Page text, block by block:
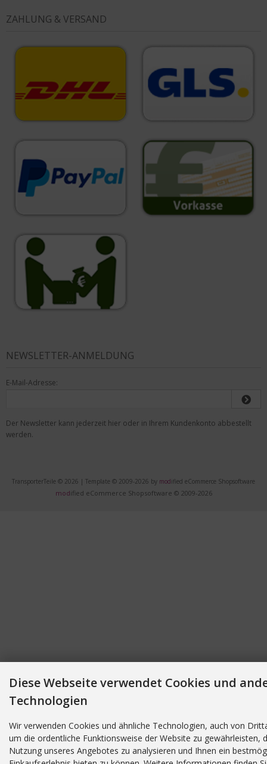
ZAHLUNG & VERSAND
NEWSLETTER-ANMELDUNG
E-Mail-Adresse:
Der Newsletter kann jederzeit hier oder in Ihrem Kundenkonto abbestellt
werden.
TransporterTeile © 2026 | Template © 2009-2026 by modified eCommerce Shopsoftware
modified eCommerce Shopsoftware © 2009-2026
Diese Webseite verwendet Cookies und
Technologien
Wir verwenden Cookies und ähnliche Technologien, auch von
um die ordentliche Funktionsweise der Website zu gewährleisten,
Nutzung unseres Angebotes zu analysieren und Ihnen ein